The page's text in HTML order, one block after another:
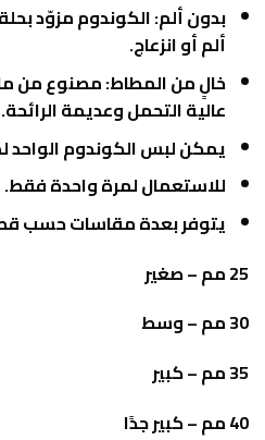
بدون ألم: الكوندوم مزوّد
ألم أو انزعاج.
خالٍ من المطاط: مصنوع من
عالية التحمل وعديمة الرائحة.
يمكن لبس الكوندوم الواحد لمدة
للاستعمال لمرة واحدة فقط.
يتوفر بعدة مقاسات حسب
25 مم – صغير
30 مم – وسط
35 مم – كبير
40 مم – كبير جدًا